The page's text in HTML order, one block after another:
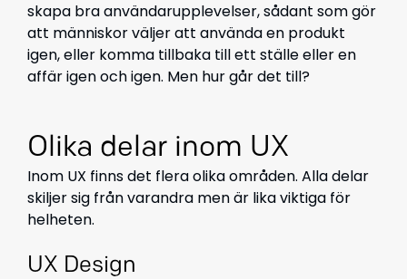
skapa bra användarupplevelser, sådant som gör
att människor väljer att använda en produkt
igen, eller komma tillbaka till ett ställe eller en
affär igen och igen. Men hur går det till?
Olika delar inom UX
Inom UX finns det flera olika områden. Alla delar
skiljer sig från varandra men är lika viktiga för
helheten.
UX Design